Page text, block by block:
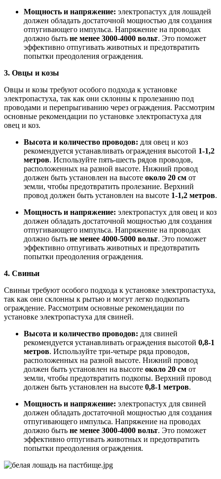
Мощность и напряжение: электропастух для лошадей
должен обладать достаточной мощностью для создания
отпугивающего импульса. Напряжение на проводах
должно быть не менее 3000-4000 вольт. Это поможет
эффективно отпугивать животных и предотвратить
попытки преодоления ограждения.
3. Овцы и козы
Овцы и козы требуют особого подхода к установке
электропастуха, так как они склонны к пролезанию под
проводами и перепрыгиванию через ограждения. Рассмотрим
основные рекомендации по установке электропастуха для
овец и коз.
Высота и количество проводов: для овец и коз
рекомендуется устанавливать ограждения высотой 1-1,2
метров. Используйте пять-шесть рядов проводов,
расположенных на разной высоте. Нижний провод
должен быть установлен на высоте около 20 см от
земли, чтобы предотвратить пролезание. Верхний
провод должен быть установлен на высоте 1-1,2 метров.
Мощность и напряжение: электропастух для овец и коз
должен обладать достаточной мощностью для создания
отпугивающего импульса. Напряжение на проводах
должно быть не менее 4000-5000 вольт. Это поможет
эффективно отпугивать животных и предотвратить
попытки преодоления ограждения.
4. Свиньи
Свиньи требуют особого подхода к установке электропастуха,
так как они склонны к рытью и могут легко подкопать
ограждение. Рассмотрим основные рекомендации по
установке электропастуха для свиней.
Высота и количество проводов: для свиней
рекомендуется устанавливать ограждения высотой 0,8-1
метров. Используйте три-четыре ряда проводов,
расположенных на разной высоте. Нижний провод
должен быть установлен на высоте около 20 см от
земли, чтобы предотвратить подкопы. Верхний провод
должен быть установлен на высоте 0,8-1 метров.
Мощность и напряжение: электропастух для свиней
должен обладать достаточной мощностью для создания
отпугивающего импульса. Напряжение на проводах
должно быть не менее 3000-4000 вольт. Это поможет
эффективно отпугивать животных и предотвратить
попытки преодоления ограждения.